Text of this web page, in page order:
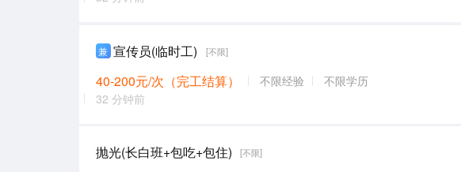
兼 宣传员(临时工) [不限]
40-200元/次（完工结算） 不限经验
不限学历
32 分钟前
抛光(长白班+包吃+包住) [不限]